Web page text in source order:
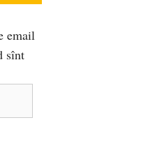
email
sînt